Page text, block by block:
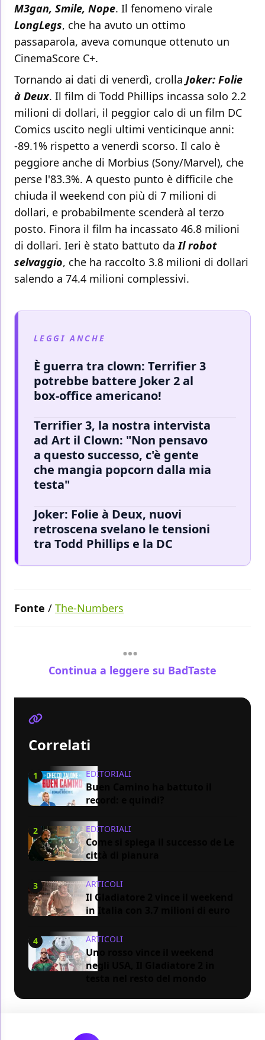
M3gan, Smile, Nope. Il fenomeno virale
LongLegs, che ha avuto un ottimo
passaparola, aveva comunque ottenuto un
CinemaScore C+.
Tornando ai dati di venerdì, crolla Joker: Folie
à Deux. Il film di Todd Phillips incassa solo 2.2
milioni di dollari, il peggior calo di un film DC
Comics uscito negli ultimi venticinque anni:
-89.1% rispetto a venerdì scorso. Il calo è
peggiore anche di Morbius (Sony/Marvel), che
perse l'83.3%. A questo punto è difficile che
chiuda il weekend con più di 7 milioni di
dollari, e probabilmente scenderà al terzo
posto. Finora il film ha incassato 46.8 milioni
di dollari. Ieri è stato battuto daIl robot
selvaggio, che ha raccolto 3.8 milioni di dollari
salendo a 74.4 milioni complessivi.
LEGGI ANCHE
È guerra tra clown: Terrifier 3
potrebbe battere Joker 2 al
box-office americano!
Terrifier 3, la nostra intervista
ad Art il Clown: "Non pensavo
a questo successo, c'è gente
che mangia popcorn dalla mia
testa"
Joker: Folie à Deux, nuovi
retroscena svelano le tensioni
tra Todd Phillips e la DC
Fonte / The-Numbers
Continua a leggere su BadTaste
Correlati
1 EDITORIALI
Buen Camino ha battuto il
record: e quindi?
2 EDITORIALI
Come si spiega il successo de Le
città di pianura
3 ARTICOLI
Il Gladiatore 2 vince il weekend
in Italia con 3.7 milioni di euro
4 ARTICOLI
Uno rosso vince il weekend
negli USA, Il Gladiatore 2 in